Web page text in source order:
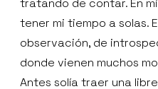
tener mi tiempo a solas.
observación, de
donde vienen muchos
Antes solía traer una